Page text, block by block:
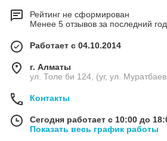
Рейтинг не сформирован
Менее 5 отзывов за последний год
Работает с 04.10.2014
г. Алматы
ул. Толе би 124, (уг, ул.
Контакты
Сегодня работает с 10:00 до
Показать весь график работы